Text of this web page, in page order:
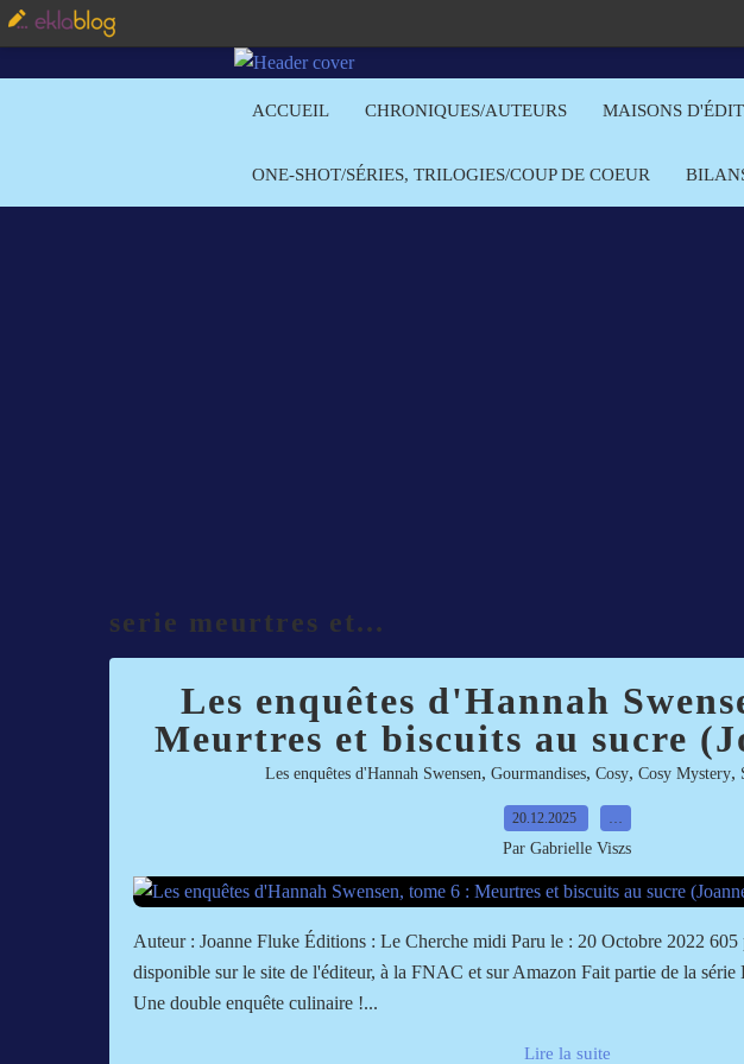
ACCUEIL CHRONIQUES/AUTEURS MAISONS
ONE-SHOT/SÉRIES, TRILOGIES/COUP DE COEUR
serie meurtres et...
Les enquêtes d'Hannah
Meurtres et biscuits au sucre
Les enquêtes d'Hannah Swensen, Gourmandises, Cosy, Cosy Mystery,
20.12.2025 …
Par Gabrielle Viszs
Auteur : Joanne Fluke Éditions : Le Cherche midi Paru le : 20 Octobre 2022
disponible sur le site de l'éditeur, à la FNAC et sur Amazon Fait partie de la série
Une double enquête culinaire !...
Lire la suite